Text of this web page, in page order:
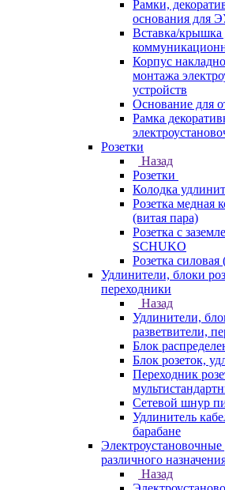
Рамки,
основания для
Вставка/крышка
Корпус
монтажа
устройств
Основание для
Рамка
Розетки
Назад
Розетки
Колодка
Розетка медная
(витая пара)
Розетка с
SCHUKO
Розетка
Удлинители, блоки
переходники
Назад
Удлинители,
разветвители,
Блок
Блок розеток,
Переходник
Сетевой шнур
Удлинитель
барабане
Электроустановочные
различного
Назад